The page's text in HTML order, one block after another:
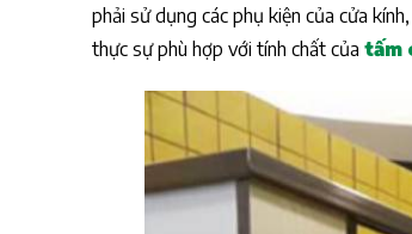
phải sử dụng các phụ kiện của cửa
thực sự phù hợp với tính chất của tấm